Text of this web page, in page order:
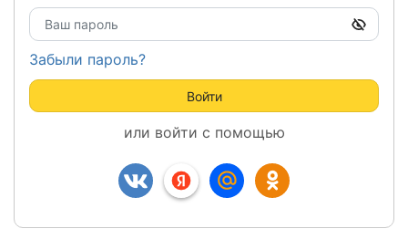
Забыли пароль?
Войти
или войти с помощью